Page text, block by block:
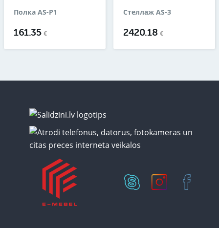
Полка AS-P1
161.35€
Стеллаж AS-3
2420.18 €